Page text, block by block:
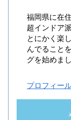
福岡県に在
超インドア
とにかく楽
んでること
グを始めまし
プロフィー